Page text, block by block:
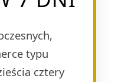
typu
cztery